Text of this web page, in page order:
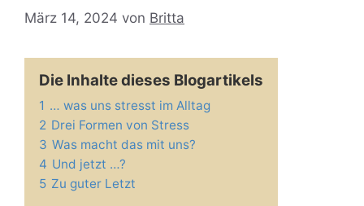
März 14, 2024 von Britta
Die Inhalte dieses Blogartikels
1 … was uns stresst im Alltag
2 Drei Formen von Stress
3 Was macht das mit uns?
4 Und jetzt …?
5 Zu guter Letzt